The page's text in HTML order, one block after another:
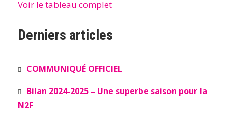
Voir le tableau complet
Derniers articles
COMMUNIQUÉ OFFICIEL
Bilan 2024-2025 – Une superbe saison pour la
N2F